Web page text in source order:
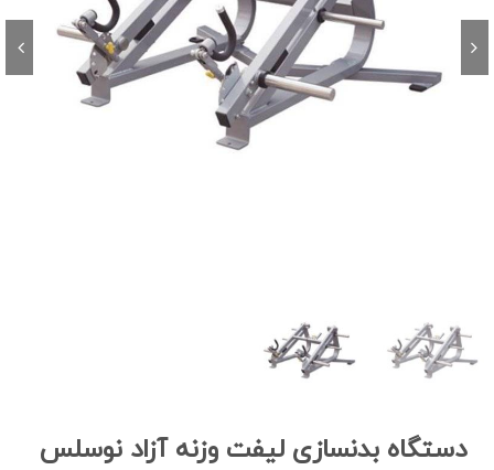
دستگاه بدنسازی لیفت وزنه آزاد نوسلس